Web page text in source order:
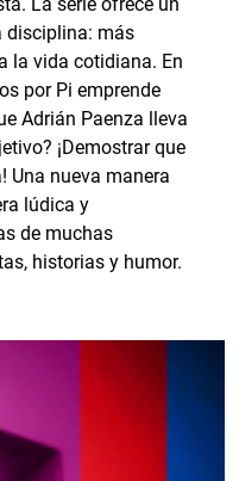
disciplina: más
la vida cotidiana. En
por Pi emprende
Adrián Paenza lleva
¡Demostrar que
Una nueva manera
lúdica y
de muchas
historias y humor.